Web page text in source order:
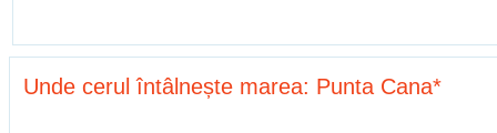
Unde cerul întâlnește marea: Punta Cana*